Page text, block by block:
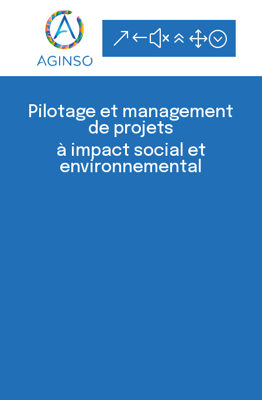
&#x61;
Pilotage et management
de projets
à impact social et
environnemental